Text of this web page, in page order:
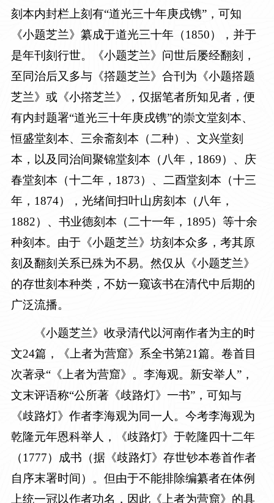
刻本内封栏上刻有“道光三十年庚戌镌”，可知
《小题芝兰》纂成于道光三十年（1850），并于
是年刊刻行世。《小题芝兰》问世后屡经翻刻，
至同治后又多与《撘题芝兰》合刊为《小题撘题
芝兰》或《小撘芝兰》，仅据笔者所知见者，便
有内封题署“道光三十年庚戌镌”的崇文堂刻本、
恒盛堂刻本、三余斋刻本（二种）、文兴堂刻
本，以及同治间聚锦堂刻本（八年， 1869）、庆
春堂刻本（十二年， 1873）、二酉堂刻本（十三
年， 1874），光绪间扫叶山房刻本（八年，
1882）、书业德刻本（二十一年， 1895）等十余
种刻本。由于《小题芝兰》坊刻本众多，考其原
刻及翻刻关系已殊为不易。然仅从《小题芝兰》
的存世刻本种类，不妨一窥该书在清代中后期的
广泛流播。
《小题芝兰》收录清代以河南作者为主的时
文24篇，《上者为营窟》系全书第21篇。卷首目
次著录“《上者为营窟》。李海观。新安举人”，
文末评语称“公所著《歧路灯》一书”，可知与
《歧路灯》作者李海观为同一人。今考李海观为
乾隆元年恩科举人，《歧路灯》于乾隆四十二年
（1777）成书（据《歧路灯》存世钞本卷首作者
自序末署时间）。但由于不能排除编纂者在体例
上统一冠以作者功名，因此《上者为营窟》的具